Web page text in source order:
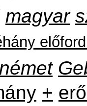
magyar
német
+